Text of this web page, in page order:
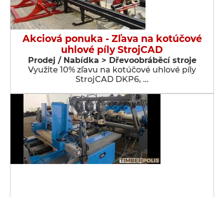
Akciová ponuka - Zľava na kotúčové
uhlové píly StrojCAD
Prodej / Nabídka > Dřevoobráběcí stroje
Využite 10% zľavu na kotúčové uhlové píly
StrojCAD DKP6, …